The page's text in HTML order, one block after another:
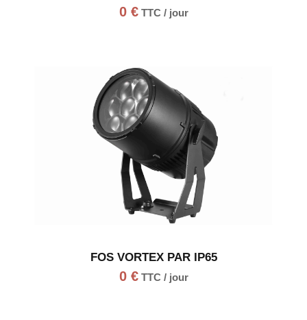
0 €TTC / jour
FOS VORTEX PAR IP65
0 €TTC / jour